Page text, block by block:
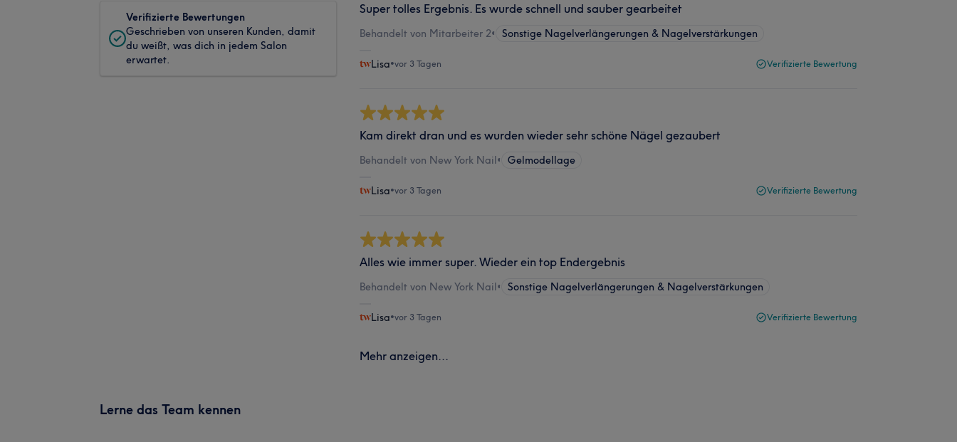
Verifizierte Bewertungen
Geschrieben von unseren Kunden, damit
du weißt, was dich in jedem Salon
erwartet.
Super tolles Ergebnis. Es wurde schnell und sauber gearbeitet
Behandelt von Mitarbeiter 2• Sonstige Nagelverlängerungen & Nagelverstärkungen
Lisa•vor 3 Tagen Verifizierte Bewertung
Kam direkt dran und es wurden wieder sehr schöne Nägel gezaubert
Behandelt von New York Nail• Gelmodellage
Lisa•vor 3 Tagen Verifizierte Bewertung
Alles wie immer super. Wieder ein top Endergebnis
Behandelt von New York Nail• Sonstige Nagelverlängerungen & Nagelverstärkungen
Lisa•vor 3 Tagen Verifizierte Bewertung
Mehr anzeigen...
Lerne das Team kennen